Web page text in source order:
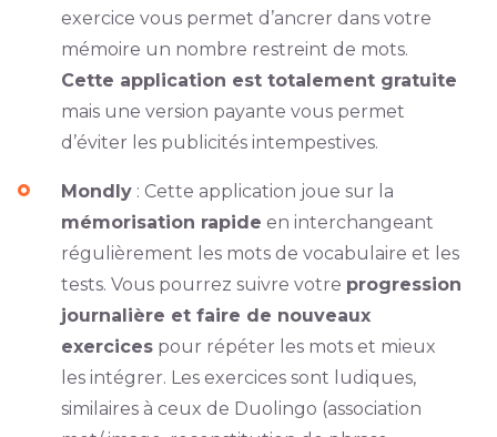
exercice vous permet d’ancrer dans votre
mémoire un nombre restreint de mots.
Cette application est totalement gratuite
mais une version payante vous permet
d’éviter les publicités intempestives.
Mondly: Cette application joue sur la
mémorisation rapide en interchangeant
régulièrement les mots de vocabulaire et les
tests. Vous pourrez suivre votre progression
journalière et faire de nouveaux
exercicespour répéter les mots et mieux
les intégrer. Les exercices sont ludiques,
similaires à ceux de Duolingo (association